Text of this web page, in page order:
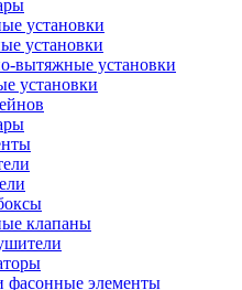
установки
установки
вытяжные установки
установки
клапаны
фасонные элементы